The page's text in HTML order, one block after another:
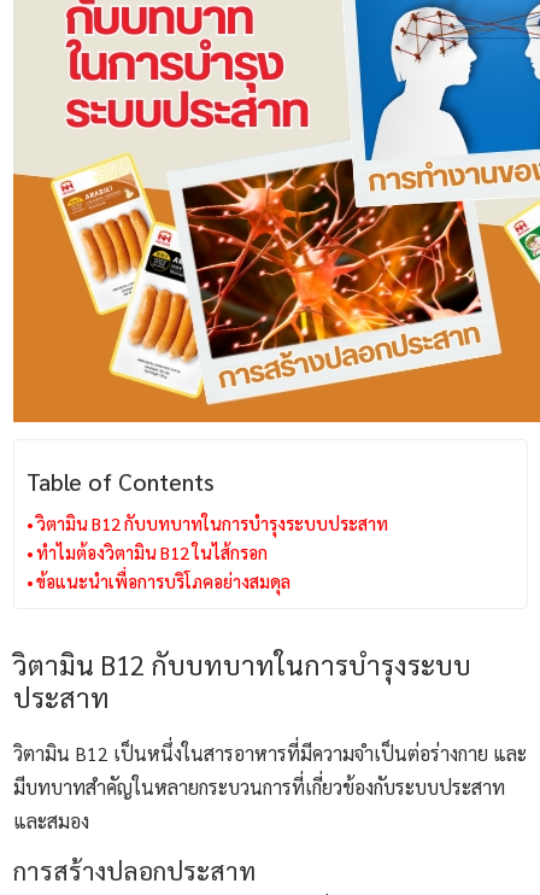
Table of Contents
วิตามิน B12 กับบทบาทในการบำรุงระบบประสาท
ทำไมต้องวิตามิน B12 ในไส้กรอก
ข้อแนะนำเพื่อการบริโภคอย่างสมดุล
วิตามิน B12 กับบทบาทในการบำรุงระบบ
ประสาท
วิตามิน B12 เป็นหนึ่งในสารอาหารที่มีความจำเป็นต่อร่างกาย และ
มีบทบาทสำคัญในหลายกระบวนการที่เกี่ยวข้องกับระบบประสาท
และสมอง
การสร้างปลอกประสาท